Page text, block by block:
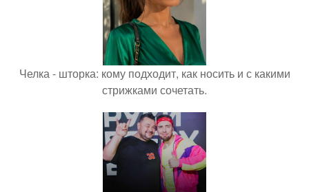
Челка - шторка: кому подходит, как носить и с какими
стрижками сочетать.